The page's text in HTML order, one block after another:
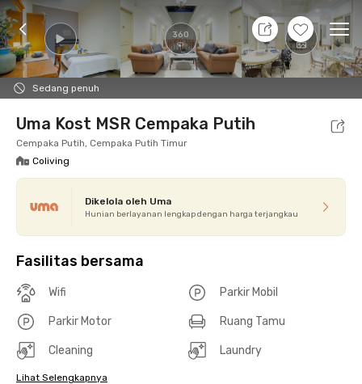
360 +12
Sedang penuh
8 Agt 26 - Belum tahu
Foto Fasilitas bersama Promo cUma-cUma
Uma Kost MSR Cempaka Putih
Cempaka Putih, Cempaka Putih Timur
Coliving
Dikelola oleh Uma
Hunian berlayanan lengkap dengan harga terjangkau
Fasilitas bersama
Wifi Parkir Mobil
Parkir Motor Ruang Tamu
Cleaning Laundry
Lihat Selengkapnya